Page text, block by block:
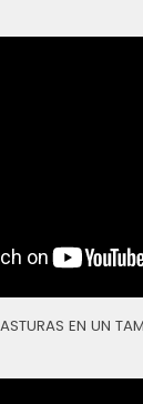
EN UN